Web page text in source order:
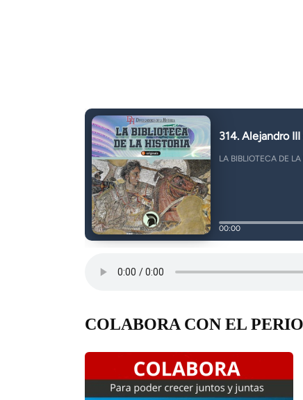
COLABORA CON EL